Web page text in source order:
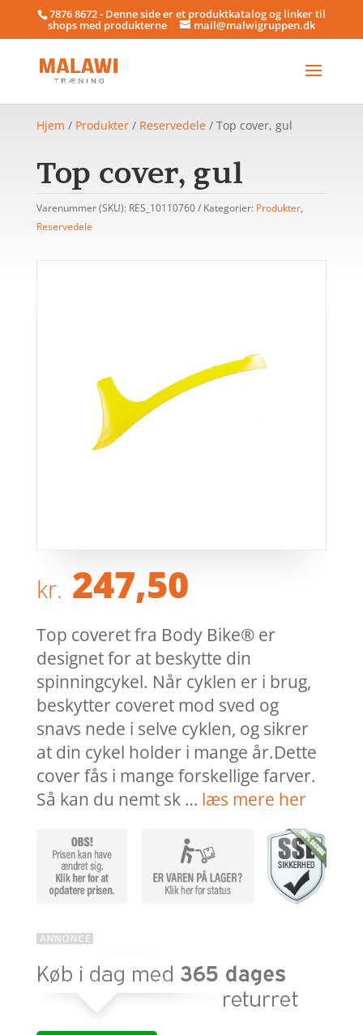
7876 8672 - Denne side er et produktkatalog og linker til
shops med produkterne mail@malwigruppen.dk
Hjem / Produkter/ Reservedele/ Top cover, gul
Top cover, gul
Varenummer (SKU): RES_10110760 Kategorier: Produkter,
Reservedele
kr. 247,50
Top coveret fra Body Bike® er
designet for at beskytte din
spinningcykel. Når cyklen er i brug,
beskytter coveret mod sved og
snavs nede i selve cyklen, og sikrer
at din cykel holder i mange år.Dette
cover fås i mange forskellige farver.
Så kan du nemt sk … læs mere her